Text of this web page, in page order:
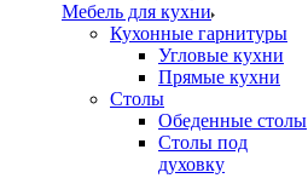
Мебель для кухни
Кухонные гарнитуры
Угловые кухни
Прямые кухни
Столы
Обеденные столы
Столы под
духовку